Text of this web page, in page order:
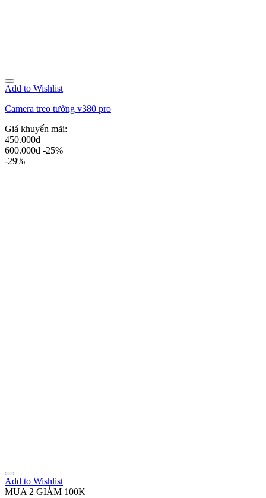
Add to Wishlist
Camera treo tường v380 pro
Giá khuyến mãi:
450.000đ
600.000đ -25%
-29%
Add to Wishlist
MUA 2 GIẢM 100K